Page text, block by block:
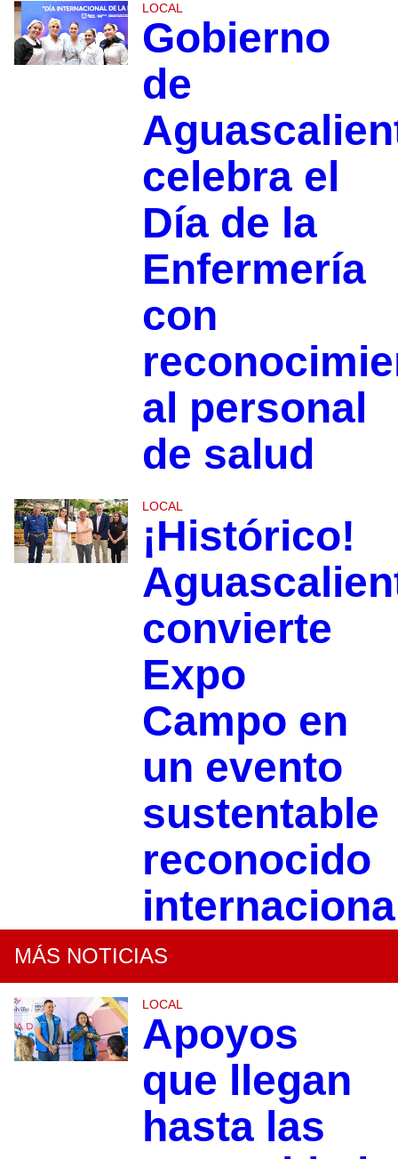
LOCAL
Gobierno
de
celebra el
Día de la
Enfermería
con
al personal
de salud
LOCAL
¡Histórico!
convierte
Expo
Campo en
un evento
sustentable
reconocido
MÁS NOTICIAS
LOCAL
Apoyos
que llegan
hasta las